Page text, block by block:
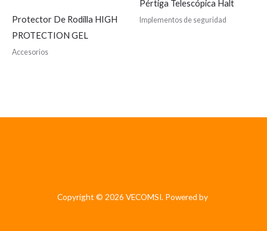
Protector De Rodilla HIGH
PROTECTION GEL
Accesorios
Pértiga Telescópica Halt
Implementos de seguridad
Copyright © 2026 VECOMSI. Powered by